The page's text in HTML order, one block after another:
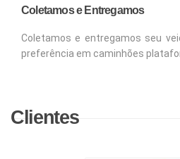
Coletamos e Entregamos
Coletamos e entregamos seu
preferência em caminhões
Clientes